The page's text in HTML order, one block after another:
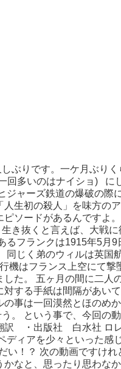
ぶりです。一ケ月ぶり
回多いのはナイショ) に
ャーズ鉄道の爆破の際
生初の殺人」を味方の
ピソードがあるんですよ
き抜くと言えば、大戦
るフランクは1915年5月
同じく弟のウィルは英国
機はフランス上空にて
た。 五ヶ月の間に二人
する手紙は間隔があい
事は一回漠然とほのめ
。 という事で、今回の
出版社 白水社 ロレ
ディアを少々といった感
い！？ 次の動画ですけ
なと、思ったり思わな